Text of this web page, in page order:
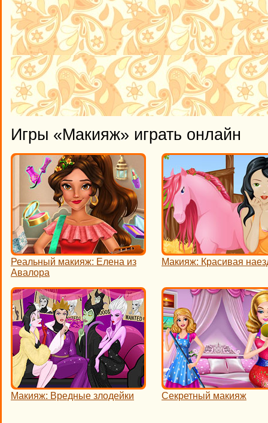
Игры «Макияж» играть онлайн
Реальный макияж: Елена из
Авалора
Макияж: Красивая
Макияж: Вредные злодейки Секретный макияж